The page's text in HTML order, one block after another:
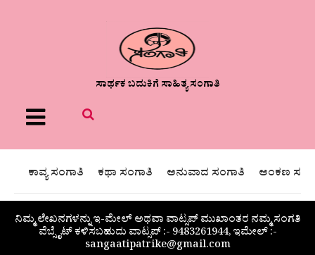
ಸಾರ್ಥಕ ಬದುಕಿಗೆ ಸಾಹಿತ್ಯ ಸಂಗಾತಿ
Menu
ಕಾವ್ಯ ಸಂಗಾತಿ ಕಥಾ ಸಂಗಾತಿ ಅನುವಾದ ಸಂಗಾತಿ ಅಂಕಣ
ನಿಮ್ಮ ಲೇಖನಗಳನ್ನು ಇ-ಮೇಲ್ ಅಥವಾ ವಾಟ್ಸಪ್ ಮುಖಾಂತರ ನಮ್ಮ ಸಂಗತಿ
ವೆಬ್ಸೈಟ್ ಕಳಿಸಬಹುದು ವಾಟ್ಸಪ್‌ :- 9483261944, ಇಮೇಲ್ :-
sangaatipatrike@gmail.com